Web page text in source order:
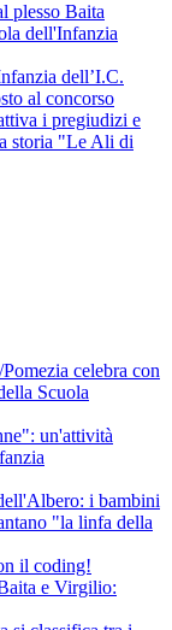
plesso Baita
dell'Infanzia
dell’I.C.
al concorso
i pregiudizi e
storia "Le Ali di
celebra con
Scuola
un'attività
i bambini
"la linfa della
il coding!
e Virgilio: